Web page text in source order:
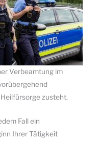
Verbeamtung im
zusteht.
Fall ein
Ihrer Tätigkeit